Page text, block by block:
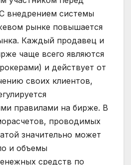
внедрением системы
рынке повышается
Каждый продавец и
чаще всего являются
и действует от
своих клиентов,
правилами на бирже. В
проводимых
значительно может
и объемы
средств по